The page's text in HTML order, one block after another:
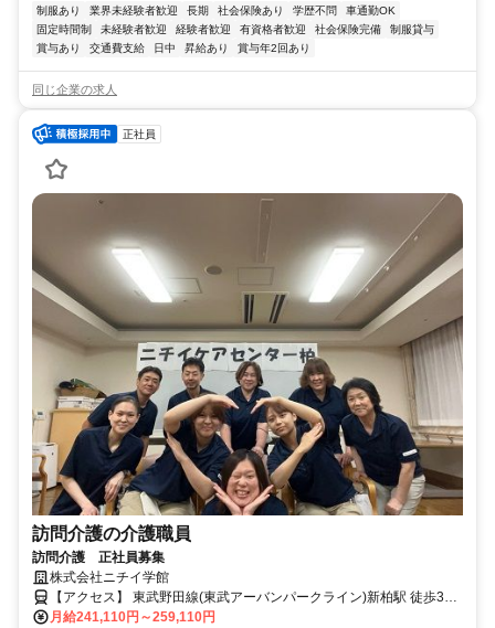
制服あり 業界未経験者歓迎 長期 社会保険あり 学歴不問
車通勤OK
固定時間制
未経験者歓迎 経験者歓迎 有資格者歓迎 社会保険完備
制服貸与
賞与あり
交通費支給 日中 昇給あり 賞与年2回あり
同じ企業の求人
正社員
訪問介護の介護職員
訪問介護 正社員募集
株式会社ニチイ学館
【アクセス】 東武野田線(東武アーバンパークライン)新柏駅 徒歩3分
■住 所 千葉県 柏市 新柏1-13-9ﾆﾁｲｹｱﾌﾟﾗｻﾞ内 ■アクセス 東武野田線(東
月給241,110円～259,110円